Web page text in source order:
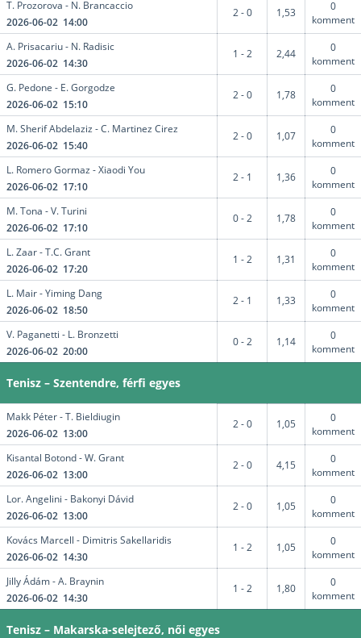
T. Prozorova - N. Brancaccio
2026-06-02 14:00
2 - 0 1,53
0
komment
A. Prisacariu - N. Radisic
2026-06-02 14:30
1 - 2 2,44
0
komment
G. Pedone - E. Gorgodze
2026-06-02 15:10
2 - 0 1,78
0
komment
M. Sherif Abdelaziz - C. Martinez Cirez
2026-06-02 15:40
2 - 0 1,07
0
komment
L. Romero Gormaz - Xiaodi You
2026-06-02 17:10
2 - 1 1,36
0
komment
M. Tona - V. Turini
2026-06-02 17:10
0 - 2 1,78
0
komment
L. Zaar - T.C. Grant
2026-06-02 17:20
1 - 2 1,31
0
komment
L. Mair - Yiming Dang
2026-06-02 18:50
2 - 1 1,33
0
komment
V. Paganetti - L. Bronzetti
2026-06-02 20:00
0 - 2 1,14
0
komment
Tenisz – Szentendre, férfi egyes
Makk Péter - T. Bieldiugin
2026-06-02 13:00
2 - 0 1,05
0
komment
Kisantal Botond - W. Grant
2026-06-02 13:00
2 - 0 4,15
0
komment
Lor. Angelini - Bakonyi Dávid
2026-06-02 13:00
2 - 0 1,05
0
komment
Kovács Marcell - Dimitris Sakellaridis
2026-06-02 14:30
1 - 2 1,05
0
komment
Jilly Ádám - A. Braynin
2026-06-02 14:30
1 - 2 1,80
0
komment
Tenisz – Makarska-selejtező, női egyes